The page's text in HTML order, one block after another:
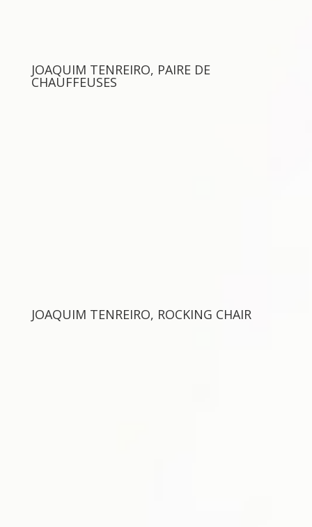
JOAQUIM TENREIRO, PAIRE DE
CHAUFFEUSES
JOAQUIM TENREIRO, ROCKING CHAIR